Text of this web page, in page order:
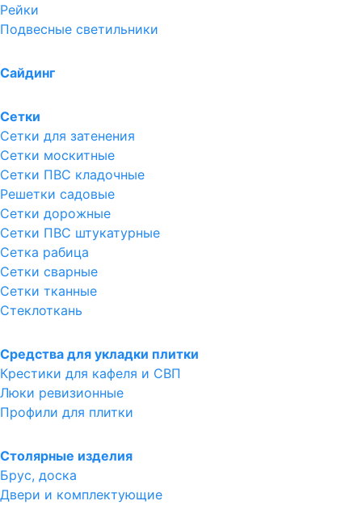
Рейки
Подвесные светильники
Сайдинг
Сетки
Сетки для затенения
Сетки москитные
Сетки ПВС кладочные
Решетки садовые
Сетки дорожные
Сетки ПВС штукатурные
Сетка рабица
Сетки сварные
Сетки тканные
Стеклоткань
Средства для укладки плитки
Крестики для кафеля и СВП
Люки ревизионные
Профили для плитки
Столярные изделия
Брус, доска
Двери и комплектующие